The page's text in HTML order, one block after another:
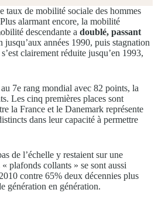
taux de mobilité sociale des hommes
alarmant encore, la mobilité
descendante a doublé, passant
années 1990, puis stagnation
clairement réduite jusqu’en 1993,
7e rang mondial avec 82 points, la
Les cinq premières places sont
la France et le Danemark représente
dans leur capacité à permettre
de l’échelle y restaient sur une
plafonds collants » se sont aussi
contre 65% deux décennies plus
génération en génération.